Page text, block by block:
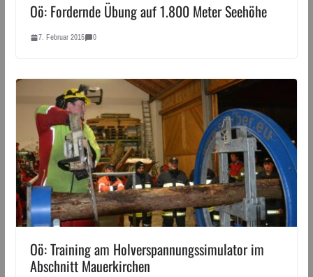
Oö: Fordernde Übung auf 1.800 Meter Seehöhe
7. Februar 2015 0
Oö: Training am Holverspannungssimulator im
Abschnitt Mauerkirchen